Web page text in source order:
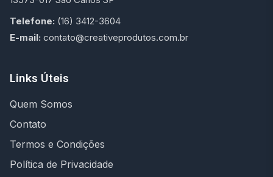
Telefone: (16) 3412-3604
E-mail: contato@creativeprodutos.com.br
Links Úteis
Quem Somos
Contato
Termos e Condições
Política de Privacidade